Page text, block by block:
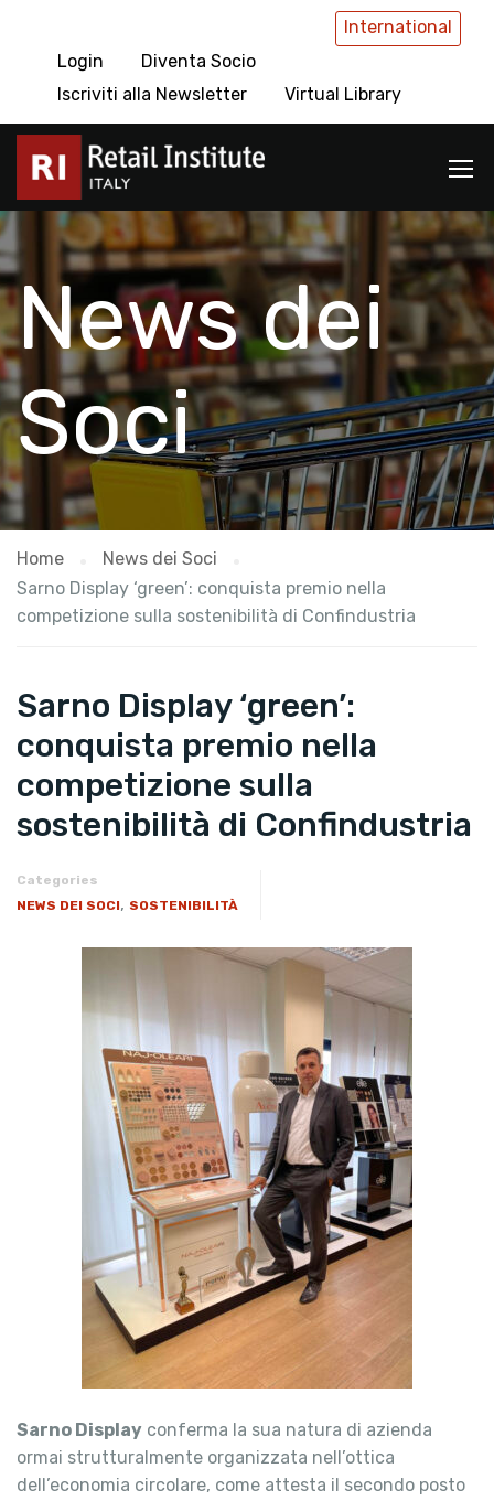
International
Login
Diventa Socio
Iscriviti alla Newsletter
Virtual Library
News dei
Soci
Home
News dei Soci
Sarno Display ‘green’: conquista premio nella
competizione sulla sostenibilità di Confindustria
Sarno Display ‘green’:
conquista premio nella
competizione sulla
sostenibilità di Confindustria
Categories
NEWS DEI SOCI, SOSTENIBILITÀ
Sarno Display conferma la sua natura di azienda
ormai strutturalmente organizzata nell’ottica
dell’economia circolare, come attesta il secondo posto